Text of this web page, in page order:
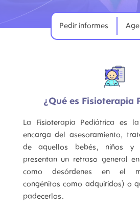
Pedir informes
¿Qué es Fisioterapia
La Fisioterapia Pediátrica es
encarga del asesoramiento,
de aquellos bebés, niños y
presentan un retraso general
como desórdenes en el
congénitos como adquiridos) o
padecerlos.